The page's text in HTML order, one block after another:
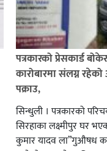
पत्रकारको प्रेसकार्ड
कारोबारमा संलग्न
पक्राउ,
सिन्धुली । पत्रकारको
सिरहाका लक्ष्मीपुर घर
कुमार यादव ला”गुऔषध